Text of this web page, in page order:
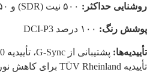
روشنایی حداکثر:
پوشش رنگ:
تأییدیه‌ها:
تأییدیه TÜV Rheinland برای کاهش نور آبی